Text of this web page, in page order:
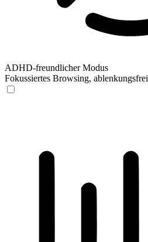
ADHD-freundlicher Modus
Fokussiertes Browsing, ablenkungsfrei